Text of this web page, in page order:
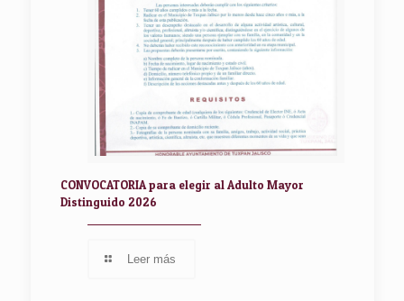
CONVOCATORIA para elegir al Adulto Mayor
Distinguido 2026
Leer más